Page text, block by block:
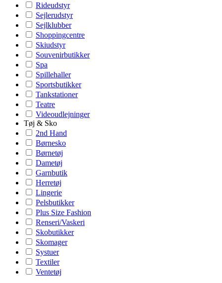
Rideudstyr
Sejlerudstyr
Sejlklubber
Shoppingcentre
Skiudstyr
Souvenirbutikker
Spa
Spillehaller
Sportsbutikker
Tankstationer
Teatre
Videoudlejninger
Tøj & Sko
2nd Hand
Børnesko
Børnetøj
Dametøj
Garnbutik
Herretøj
Lingerie
Pelsbutikker
Plus Size Fashion
Renseri/Vaskeri
Skobutikker
Skomager
Systuer
Textiler
Ventetøj